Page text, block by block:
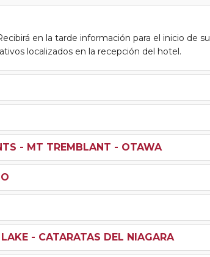
en la tarde información para el inicio de su
localizados en la recepción del hotel.
- MT TREMBLANT - OTAWA
- CATARATAS DEL NIAGARA